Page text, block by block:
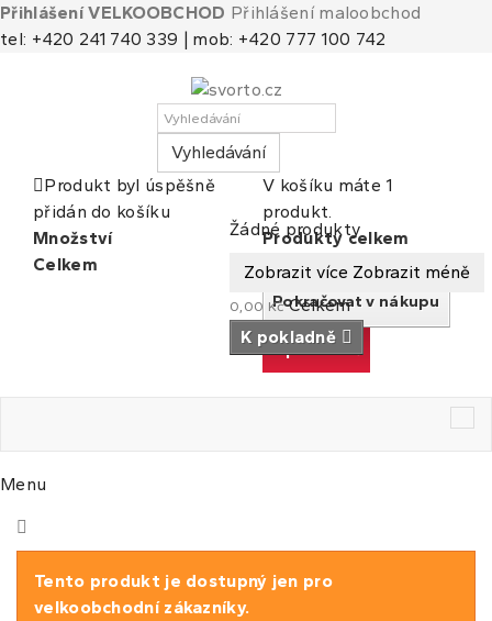
Přihlášení VELKOOBCHOD Přihlášení maloobchod
tel: +420 241 740 339 | mob: +420 777 100 742
Vyhledávání
Košík
(prázdný)
Žádné produkty
Zobrazit více Zobrazit méně
0,00 Kč Celkem
K pokladně
Produkt byl úspěšně
přidán do košíku
Množství
Celkem
V košíku máte 1
produkt.
Produkty celkem
Celkem
Pokračovat v nákupu
K pokladně
Menu
Tento produkt je dostupný jen pro
velkoobchodní zákazníky.